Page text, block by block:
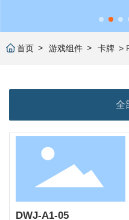
首页 游戏组件 卡牌
全
DWJ-A1-05